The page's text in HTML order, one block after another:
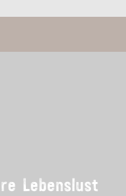
Lebenslust